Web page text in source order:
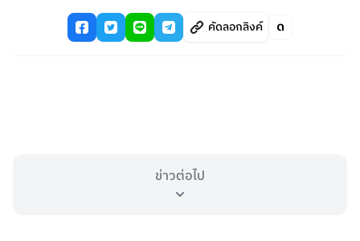
คัดลอกลิงค์
ข่าวต่อไป